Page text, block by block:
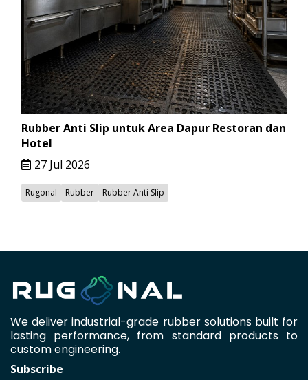
Rubber Anti Slip untuk Area Dapur Restoran dan
Hotel
27 Jul 2026
Rugonal Rubber Rubber Anti Slip
We deliver industrial-grade rubber solutions built for
lasting performance, from standard products to
custom engineering.
Subscribe